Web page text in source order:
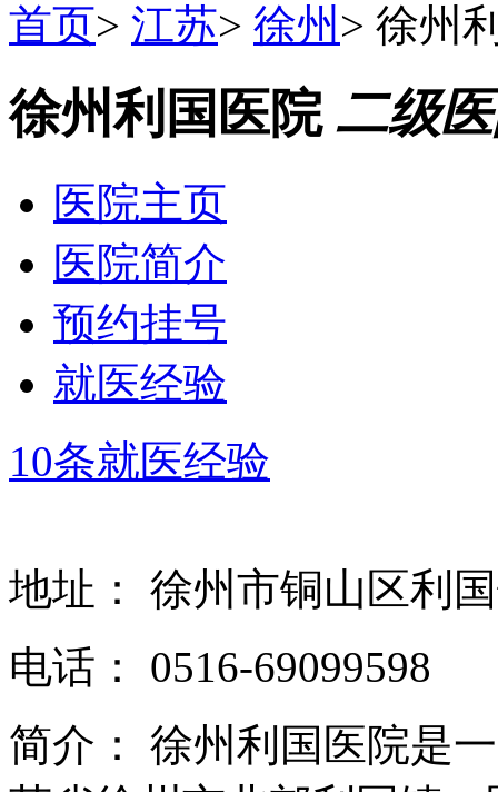
首页> 江苏> 徐州 > 徐州
徐州利国医院 二级
医院主页
医院简介
预约挂号
就医经验
10条就医经验
地址：
徐州市铜山区利
电话：
0516-69099598
简介：
徐州利国医院是